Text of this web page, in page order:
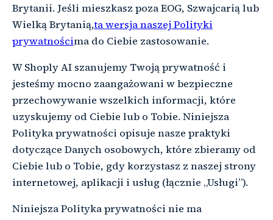
Brytanii. Jeśli mieszkasz poza EOG, Szwajcarią lub
Wielką Brytanią,ta wersja naszej Polityki
prywatnościma do Ciebie zastosowanie.
W Shoply AI szanujemy Twoją prywatność i
jesteśmy mocno zaangażowani w bezpieczne
przechowywanie wszelkich informacji, które
uzyskujemy od Ciebie lub o Tobie. Niniejsza
Polityka prywatności opisuje nasze praktyki
dotyczące Danych osobowych, które zbieramy od
Ciebie lub o Tobie, gdy korzystasz z naszej strony
internetowej, aplikacji i usług (łącznie „Usługi”).
Niniejsza Polityka prywatności nie ma